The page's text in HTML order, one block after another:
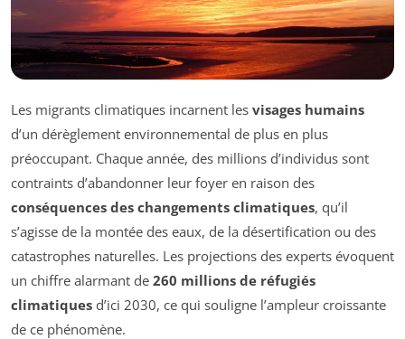
Les migrants climatiques incarnent les visages humains
d’un dérèglement environnemental de plus en plus
préoccupant. Chaque année, des millions d’individus sont
contraints d’abandonner leur foyer en raison des
conséquences des changements climatiques, qu’il
s’agisse de la montée des eaux, de la désertification ou des
catastrophes naturelles. Les projections des experts évoquent
un chiffre alarmant de 260 millions de réfugiés
climatiques d’ici 2030, ce qui souligne l’ampleur croissante
de ce phénomène.